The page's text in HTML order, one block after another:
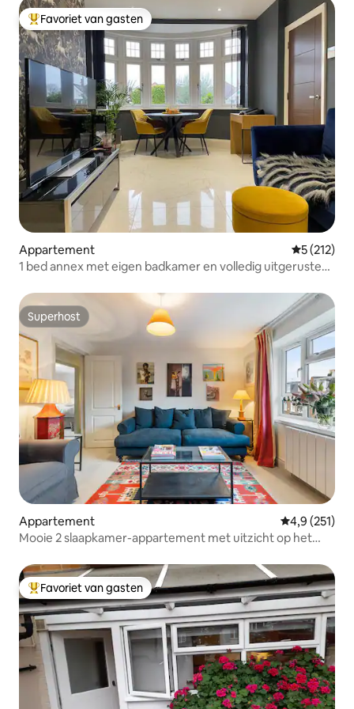
Topfavoriet van gasten
Favoriet van gasten
Appartement
5 (212)
1 bed annex met eigen badkamer en volledig uitgeruste
Superhost
Superhost
Appartement Gemiddelde
4,9 (251)
Mooie 2 slaapkamer-appartement met uitzicht op het
Topfavoriet van gasten
Favoriet van gasten